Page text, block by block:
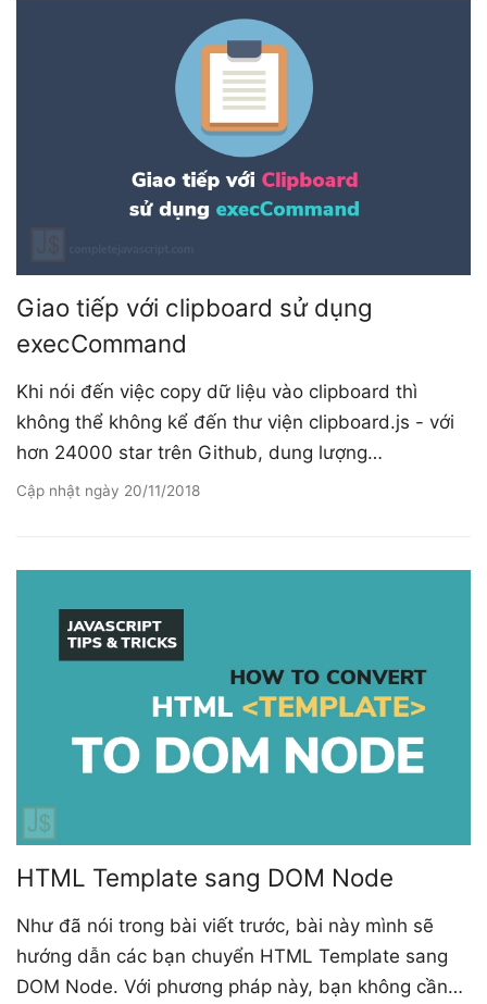
Giao tiếp với clipboard sử dụng
execCommand
Khi nói đến việc copy dữ liệu vào clipboard thì
không thể không kể đến thư viện clipboard.js - với
hơn 24000 star trên Github, dung lượng…
Cập nhật ngày 20/11/2018
HTML Template sang DOM Node
Như đã nói trong bài viết trước, bài này mình sẽ
hướng dẫn các bạn chuyển HTML Template sang
DOM Node. Với phương pháp này, bạn không cần…